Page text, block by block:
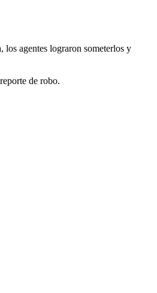
los agentes lograron someterlos y
de robo.